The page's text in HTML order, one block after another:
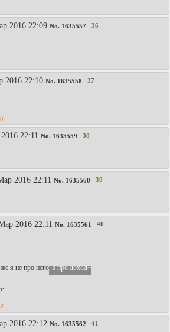
2016 22:09 No. 1635557 36
2016 22:10 No. 1635558 37
22:11 No. 1635559 38
2016 22:11 No. 1635560 39
2016 22:11 No. 1635561 40
я не про него, а про доход~
2016 22:12 No. 1635562 41